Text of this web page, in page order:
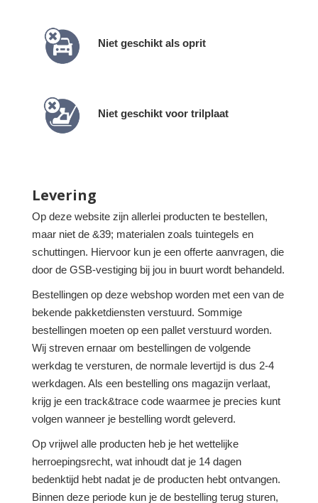
Niet geschikt als oprit
Niet geschikt voor trilplaat
Levering
Op deze website zijn allerlei producten te bestellen,
maar niet de &39; materialen zoals tuintegels en
schuttingen. Hiervoor kun je een offerte aanvragen, die
door de GSB-vestiging bij jou in buurt wordt behandeld.
Bestellingen op deze webshop worden met een van de
bekende pakketdiensten verstuurd. Sommige
bestellingen moeten op een pallet verstuurd worden.
Wij streven ernaar om bestellingen de volgende
werkdag te versturen, de normale levertijd is dus 2-4
werkdagen. Als een bestelling ons magazijn verlaat,
krijg je een track&trace code waarmee je precies kunt
volgen wanneer je bestelling wordt geleverd.
Op vrijwel alle producten heb je het wettelijke
herroepingsrecht, wat inhoudt dat je 14 dagen
bedenktijd hebt nadat je de producten hebt ontvangen.
Binnen deze periode kun je de bestelling terug sturen,